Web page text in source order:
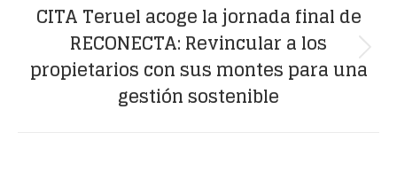
siguiente:
CITA Teruel acoge la jornada final de
RECONECTA: Revincular a los
propietarios con sus montes para una
gestión sostenible